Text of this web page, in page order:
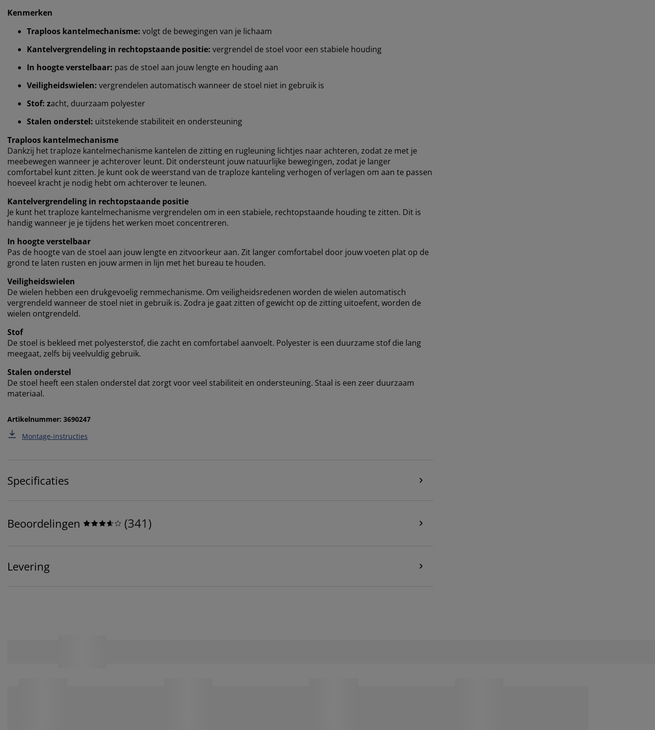
Kenmerken
Traploos kantelmechanisme: volgt de bewegingen van je lichaam
Kantelvergrendeling in rechtopstaande positie: vergrendel de stoel voor een stabiele houding
In hoogte verstelbaar: pas de stoel aan jouw lengte en houding aan
Veiligheidswielen: vergrendelen automatisch wanneer de stoel niet in gebruik is
Stof: zacht, duurzaam polyester
Stalen onderstel: uitstekende stabiliteit en ondersteuning
Traploos kantelmechanisme
Dankzij het traploze kantelmechanisme kantelen de zitting en rugleuning lichtjes naar achteren, zodat ze met je
meebewegen wanneer je achterover leunt. Dit ondersteunt jouw natuurlijke bewegingen, zodat je langer
comfortabel kunt zitten. Je kunt ook de weerstand van de traploze kanteling verhogen of verlagen om aan te passen
hoeveel kracht je nodig hebt om achterover te leunen.
Kantelvergrendeling in rechtopstaande positie
Je kunt het traploze kantelmechanisme vergrendelen om in een stabiele, rechtopstaande houding te zitten. Dit is
handig wanneer je je tijdens het werken moet concentreren.
In hoogte verstelbaar
Pas de hoogte van de stoel aan jouw lengte en zitvoorkeur aan. Zit langer comfortabel door jouw voeten plat op de
grond te laten rusten en jouw armen in lijn met het bureau te houden.
Veiligheidswielen
De wielen hebben een drukgevoelig remmechanisme. Om veiligheidsredenen worden de wielen automatisch
vergrendeld wanneer de stoel niet in gebruik is. Zodra je gaat zitten of gewicht op de zitting uitoefent, worden de
wielen ontgrendeld.
Stof
De stoel is bekleed met polyesterstof, die zacht en comfortabel aanvoelt. Polyester is een duurzame stof die lang
meegaat, zelfs bij veelvuldig gebruik.
Stalen onderstel
De stoel heeft een stalen onderstel dat zorgt voor veel stabiliteit en ondersteuning. Staal is een zeer duurzaam
materiaal.
Artikelnummer: 3690247
Montage-instructies
Specificaties
Beoordelingen (341)
Levering